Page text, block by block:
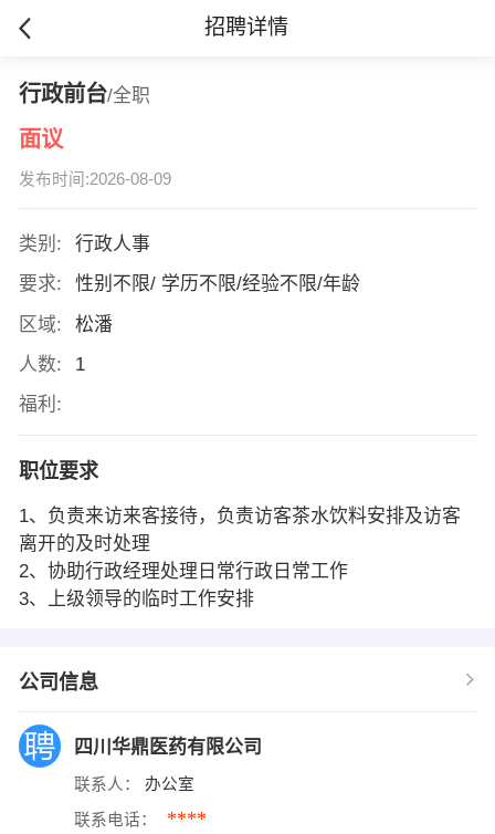
招聘详情
行政前台/全职
面议
发布时间:2026-08-09
类别:
行政人事
要求:
性别不限/ 学历不限/经验不限/年龄
区域:
松潘
人数:
1
福利:
职位要求
1、负责来访来客接待，负责访客茶水饮料安排及访客
离开的及时处理
2、协助行政经理处理日常行政日常工作
3、上级领导的临时工作安排
公司信息
四川华鼎医药有限公司
联系人： 办公室
联系电话： ****